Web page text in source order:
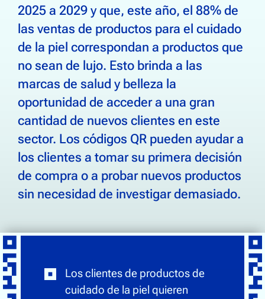
2025 a 2029 y que, este año, el 88% de
las ventas de productos para el cuidado
de la piel correspondan a productos que
no sean de lujo. Esto brinda a las
marcas de salud y belleza la
oportunidad de acceder a una gran
cantidad de nuevos clientes en este
sector. Los códigos QR pueden ayudar a
los clientes a tomar su primera decisión
de compra o a probar nuevos productos
sin necesidad de investigar demasiado.
Los clientes de productos de
cuidado de la piel quieren